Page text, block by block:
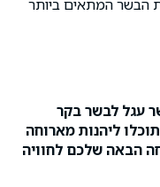
הבשר המתאים ביותר
עגל לבשר בקר
ליהנות מארוחה
הבאה שלכם לחוויה